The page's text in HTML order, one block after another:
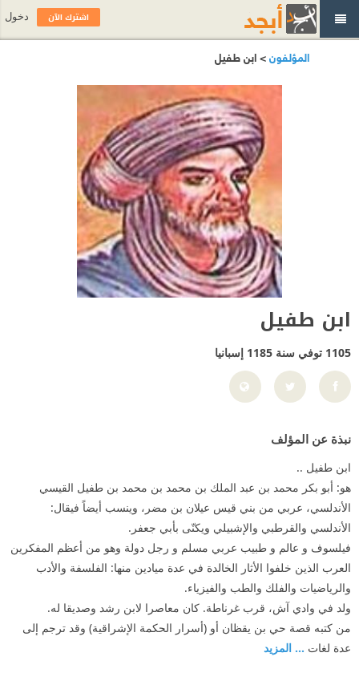
المؤلفون> ابن طفيل
ابن طفيل
1105 توفي سنة 1185 إسبانيا
نبذة عن المؤلف
ابن طفيل ..
هو: أبو بكر محمد بن عبد الملك بن محمد بن محمد بن طفيل القيسي
الأندلسي، عربي من بني قيس عيلان بن مضر، وينسب أيضاً فيقال:
الأندلسي والقرطبي والإشبيلي ويكنّى بأبي جعفر.
فيلسوف و عالم و طبيب عربي مسلم و رجل دولة وهو من أعظم المفكرين
العرب الذين خلفوا الأثار الخالدة في عدة ميادين منها: الفلسفة والأدب
والرياضيات والفلك والطب والفيزياء.
ولد في وادي آش، قرب غرناطة. كان معاصرا لابن رشد وصديقا له.
من كتبه قصة حي بن يقظان أو (أسرار الحكمة الإشراقية) وقد ترجم إلى
عدة لغات ... المزيد
اشترك الآن دخول